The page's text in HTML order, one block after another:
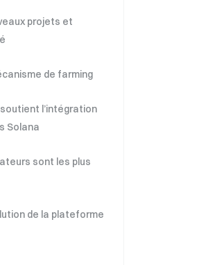
projets et
de farming
l’intégration
Solana
sont les plus
de la plateforme